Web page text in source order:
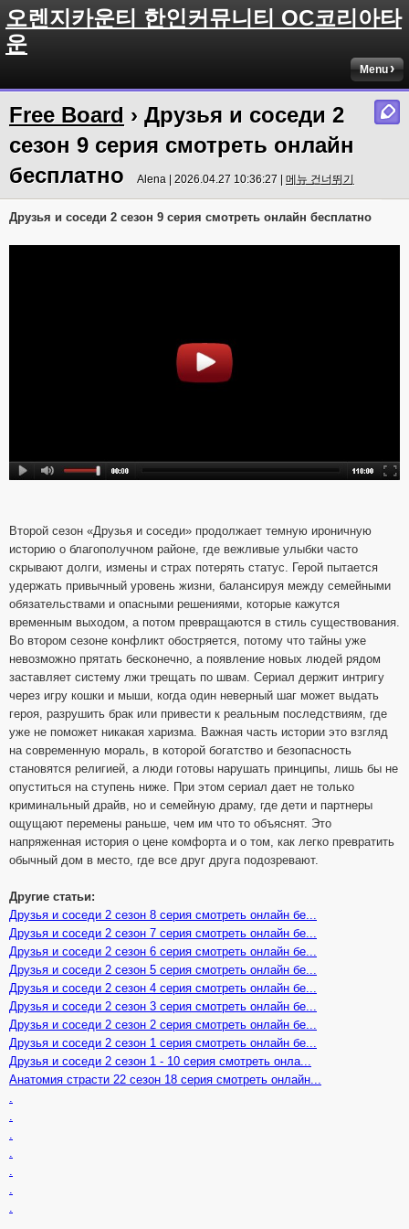
오렌지카운티 한인커뮤니티 OC코리아타
운
Menu
Free Board › Друзья и соседи 2
сезон 9 серия смотреть онлайн
бесплатно
Alena | 2026.04.27 10:36:27 | 메뉴 건너뛰기
Друзья и соседи 2 сезон 9 серия смотреть онлайн бесплатно
Второй сезон «Друзья и соседи» продолжает темную ироничную
историю о благополучном районе, где вежливые улыбки часто
скрывают долги, измены и страх потерять статус. Герой пытается
удержать привычный уровень жизни, балансируя между семейными
обязательствами и опасными решениями, которые кажутся
временным выходом, а потом превращаются в стиль существования.
Во втором сезоне конфликт обостряется, потому что тайны уже
невозможно прятать бесконечно, а появление новых людей рядом
заставляет систему лжи трещать по швам. Сериал держит интригу
через игру кошки и мыши, когда один неверный шаг может выдать
героя, разрушить брак или привести к реальным последствиям, где
уже не поможет никакая харизма. Важная часть истории это взгляд
на современную мораль, в которой богатство и безопасность
становятся религией, а люди готовы нарушать принципы, лишь бы не
опуститься на ступень ниже. При этом сериал дает не только
криминальный драйв, но и семейную драму, где дети и партнеры
ощущают перемены раньше, чем им что то объяснят. Это
напряженная история о цене комфорта и о том, как легко превратить
обычный дом в место, где все друг друга подозревают.
Другие статьи:
Друзья и соседи 2 сезон 8 серия смотреть онлайн бе...
Друзья и соседи 2 сезон 7 серия смотреть онлайн бе...
Друзья и соседи 2 сезон 6 серия смотреть онлайн бе...
Друзья и соседи 2 сезон 5 серия смотреть онлайн бе...
Друзья и соседи 2 сезон 4 серия смотреть онлайн бе...
Друзья и соседи 2 сезон 3 серия смотреть онлайн бе...
Друзья и соседи 2 сезон 2 серия смотреть онлайн бе...
Друзья и соседи 2 сезон 1 серия смотреть онлайн бе...
Друзья и соседи 2 сезон 1 - 10 серия смотреть онла...
Анатомия страсти 22 сезон 18 серия смотреть онлайн...